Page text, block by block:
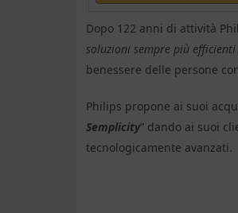
Dopo 122 anni di attività
soluzioni sempre più
benessere delle persone
Philips propone ai suoi
Semplicity” dando ai suoi
tecnologicamente avanzati.